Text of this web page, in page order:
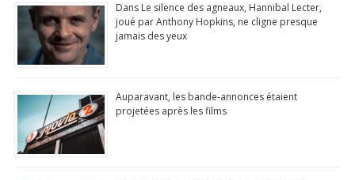
Dans Le silence des agneaux, Hannibal Lecter,
joué par Anthony Hopkins, ne cligne presque
jamais des yeux
Auparavant, les bande-annonces étaient
projetées après les films